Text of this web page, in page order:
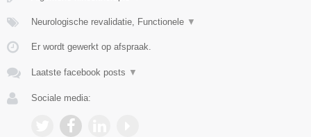
Neurologische revalidatie, Functionele ▼
Er wordt gewerkt op afspraak.
Laatste facebook posts ▼
Sociale media: